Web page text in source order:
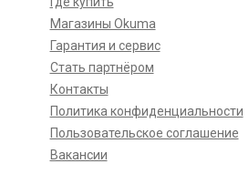
Магазины Okuma
Гарантия и сервис
Стать партнёром
Контакты
Политика конфиденциальности
Пользовательское соглашение
Вакансии